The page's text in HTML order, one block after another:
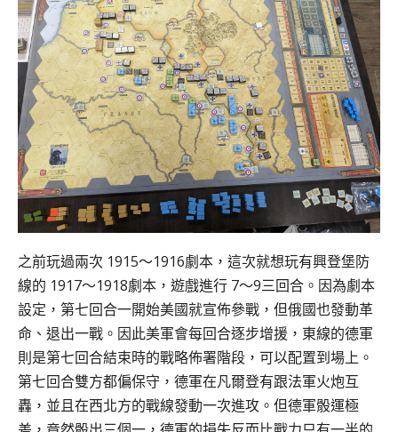
之前玩過兩次 1915～1916劇本，這次就想玩有興登堡防
線的 1917～1918劇本，遊戲進行 7～9三回合。因為劇本
設定，第七回合一開始美國就宣佈參戰，但俄國也發動革
命、退出一戰。因此美軍會每回合逐步增援，東線的德軍
則是第七回合結束時的戰略佈署階段，可以配置到場上。
第七回合雙方都偏保守，德軍在凡爾登有跟法軍火炮互
轟，並且在西北方的戰線發動一次進攻。但德軍骰運極